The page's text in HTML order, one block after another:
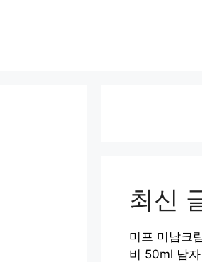
최신
미프 미남크
비 50ml 남